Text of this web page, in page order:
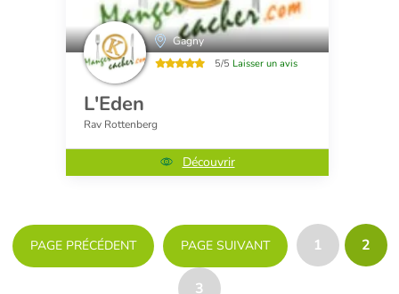
Gagny
5/5 Laisser un avis
L'Eden
Rav Rottenberg
Découvrir
PAGE PRÉCÉDENT PAGE SUIVANT 1 2
3